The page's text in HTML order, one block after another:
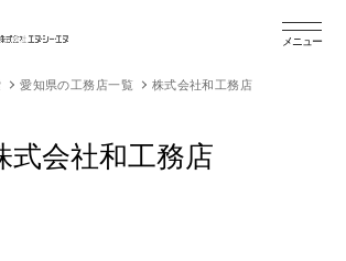
メニュー
愛知県の工務店一覧 株式会社和工務店
式会社和工務店